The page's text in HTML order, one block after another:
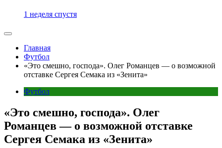
1 неделя спустя
Главная
Футбол
«Это смешно, господа». Олег Романцев — о возможной
отставке Сергея Семака из «Зенита»
Футбол
«Это смешно, господа». Олег
Романцев — о возможной отставке
Сергея Семака из «Зенита»